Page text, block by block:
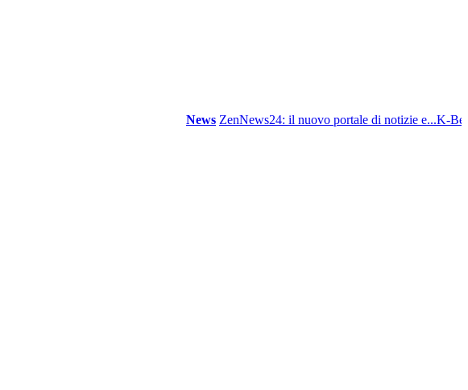
News ZenNews24: il nuovo portale di notizie e...K-Beauty: